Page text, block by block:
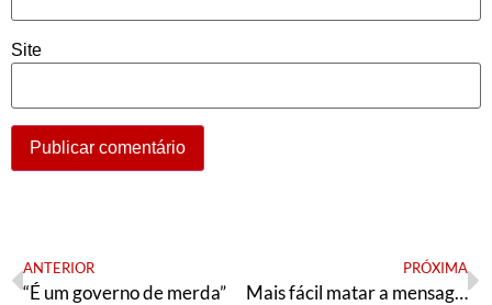
Site
ANTERIOR
“É um governo de merda”
PRÓXIMA
Mais fácil matar a mensageira do que resolver o problema